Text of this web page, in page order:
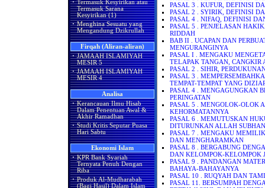
· Termasuk Kesyirikan atau
Termasuk Sarana
Kesyirikan (1)
· Menghina Sesuatu yang
Mengandung Dzikrullah
Firqah (Aliran-aliran)
· JAMAAH ISLAMIYAH
MESIR 5
· JAMAAH ISLAMIYAH
MESIR 4
Analisa
· Kerancauan Ilmu Hisab
Dalam Penentuan Awal &
Akhir Ramadhan
· Studi Kritis Seputar Puasa
Hari Sabtu
Ekonomi Islam
· KPR Bank Syariah
Ternyata Penuh Dengan
Riba
· Produk Al-Mudharabah
(Bagi Hasil) Dalam Islam
PASAL 3 . KUFUR, DEFINISI
PASAL 2 . SYIRIK, DEFINISI
PASAL 4 . NIFAQ, DEFINISI
PASAL 5 . PENJELASAN
RIDDAH
BAB II . UCAPAN DAN
MENGURANGINYA
PASAL I . MENGAKU
TELAPAK TANGAN, CANGKIR
PASAL 2 . SIHIR,
PASAL 3 .
TEMPAT-TEMPAT YANG
PASAL 4 . MENGAGUNGKAN
PERINGATAN
PASAL 5 . MENGOLOK-OLOK
KEHORMATANNYA
PASAL 6 . MEMUTUSKAN
DITURUNKAN ALLAH
PASAL 7 . MENGAKU
DAN MENGHARAMKAN
PASAL 8 . BERGABUNG
DAN KELOMPOK-KELOMPOK
PASAL 9 . PANDANGAN
BAHAYA-BAHAYANYA
PASAL 10 . RUQYAH DAN
PASAL 11. BERSUMPAH